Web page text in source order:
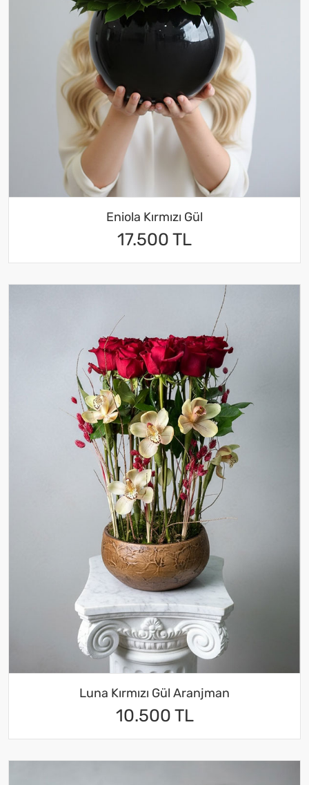
Eniola Kırmızı Gül
17.500 TL
Luna Kırmızı Gül Aranjman
10.500 TL